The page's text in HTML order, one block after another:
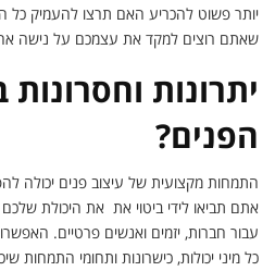
יותר פשוט להכריע האם תרצו להעמיק כל
שאתם רוצים למקד את עצמכם על נישה
יתרונות
הפנים?
התמחות מקצועית של עיצוב פנים יכולה
אתם תביאו לידי ביטוי את את היכולת שלכם
עבור חברות, יזמים ואנשים פרטיים.
כל מיני יכולות, כישרונות ותחומי התמחות